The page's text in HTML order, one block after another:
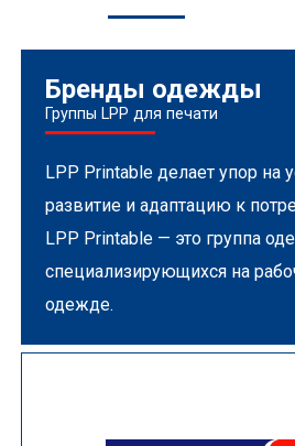
Бренды одежды
Группы LPP для печати
LPP Printable делает упор на
развитие и адаптацию к
LPP Printable — это группа
специализирующихся на
одежде.